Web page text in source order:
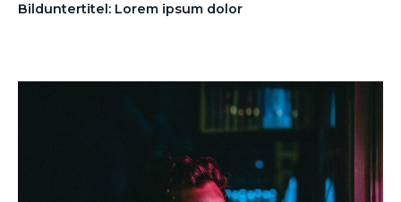
Bilduntertitel: Lorem ipsum dolor